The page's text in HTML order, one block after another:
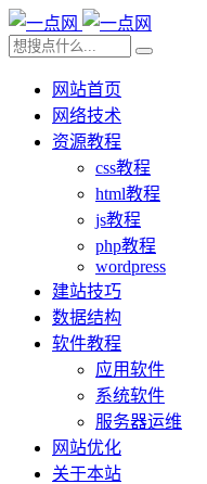
网站首页
网络技术
资源教程
css教程
html教程
js教程
php教程
wordpress
建站技巧
数据结构
软件教程
应用软件
系统软件
服务器运维
网站优化
关于本站